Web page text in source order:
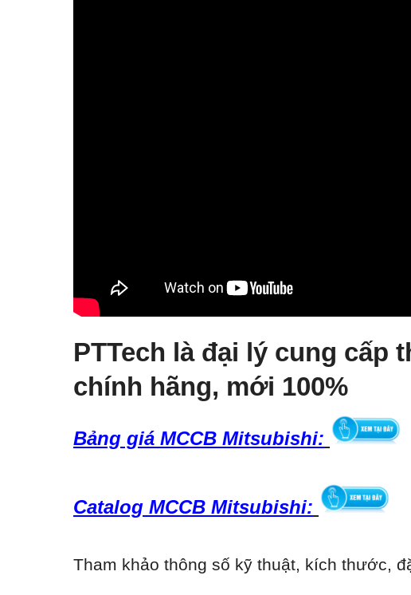
PTTech là đại lý cung cấp
chính hãng, mới 100%
Bảng giá MCCB Mitsubishi:
Catalog MCCB Mitsubishi:
Tham khảo thông số kỹ thuật, kích thước,